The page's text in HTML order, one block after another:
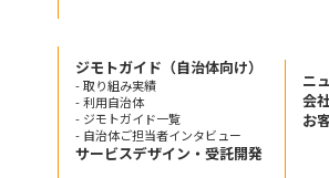
ジモトガイド（自治体向け）
- 取り組み実績
- 利用自治体
- ジモトガイド一覧
- 自治体ご担当者インタビュー
サービスデザイン・受託開発
ニ
会
お